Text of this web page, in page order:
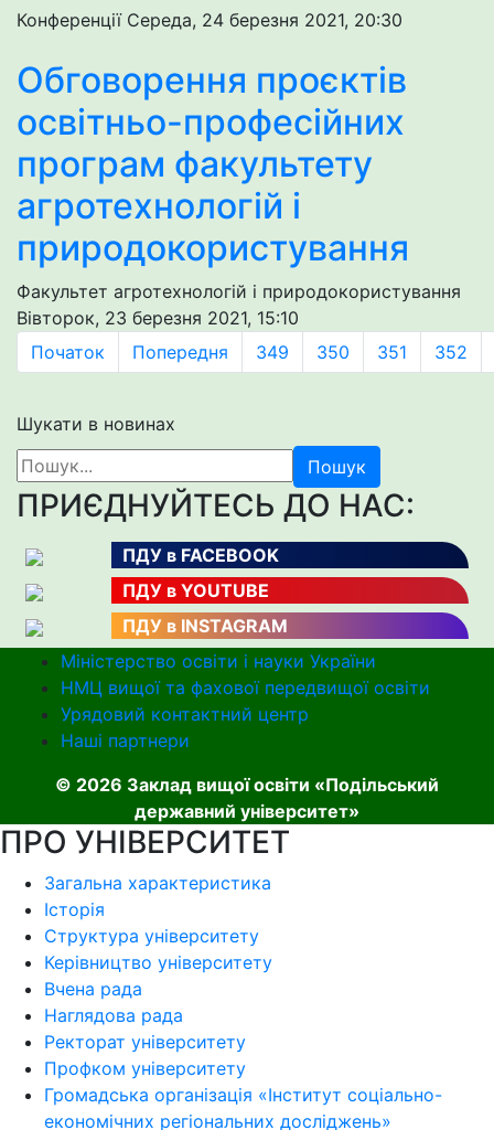
Конференції Середа, 24 березня 2021, 20:30
Обговорення проєктів
освітньо-професійних
програм факультету
агротехнологій і
природокористування
Факультет агротехнологій і природокористування
Вівторок, 23 березня 2021, 15:10
Початок
Попередня 349 350 351 352
Шукати в новинах
Пошук
ПРИЄДНУЙТЕСЬ ДО НАС:
ПДУ в FACEBOOK
ПДУ в YOUTUBE
ПДУ в INSTAGRAM
Міністерство освіти і науки України
НМЦ вищої та фахової передвищої освіти
Урядовий контактний центр
Наші партнери
© 2026 Заклад вищої освіти «Подільський
державний університет»
ПРО УНІВЕРСИТЕТ
Загальна характеристика
Історія
Структура університету
Керівництво університету
Вчена рада
Наглядова рада
Ректорат університету
Профком університету
Громадська організація «Інститут соціально-
економічних регіональних досліджень»